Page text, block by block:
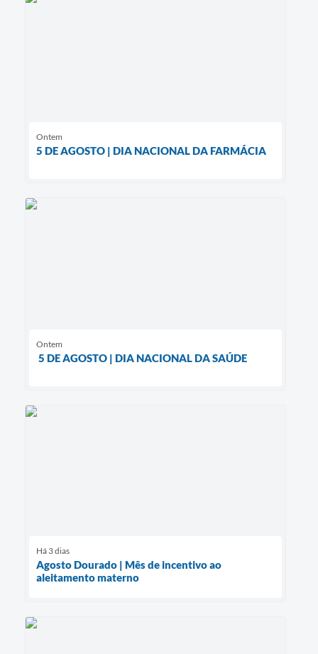
Ontem
5 DE AGOSTO | DIA NACIONAL DA FARMÁCIA
Ontem
5 DE AGOSTO | DIA NACIONAL DA SAÚDE
Há 3 dias
Agosto Dourado | Mês de incentivo ao
aleitamento materno